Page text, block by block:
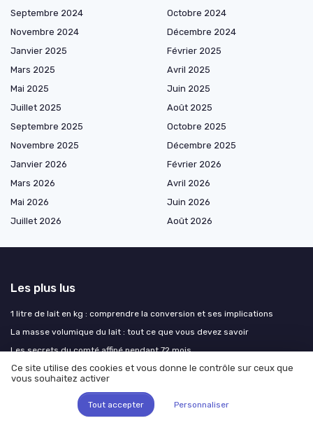
Septembre 2024
Octobre 2024
Novembre 2024
Décembre 2024
Janvier 2025
Février 2025
Mars 2025
Avril 2025
Mai 2025
Juin 2025
Juillet 2025
Août 2025
Septembre 2025
Octobre 2025
Novembre 2025
Décembre 2025
Janvier 2026
Février 2026
Mars 2026
Avril 2026
Mai 2026
Juin 2026
Juillet 2026
Août 2026
Les plus lus
1 litre de lait en kg : comprendre la conversion et ses implications
La masse volumique du lait : tout ce que vous devez savoir
Les secrets du comté affiné pendant 72 mois
Les fromages non fermentés : une liste à découvrir
des élevages laitiers
Ce site utilise des cookies et vous donne le contrôle sur ceux que
vous souhaitez activer
Tout accepter Personnaliser